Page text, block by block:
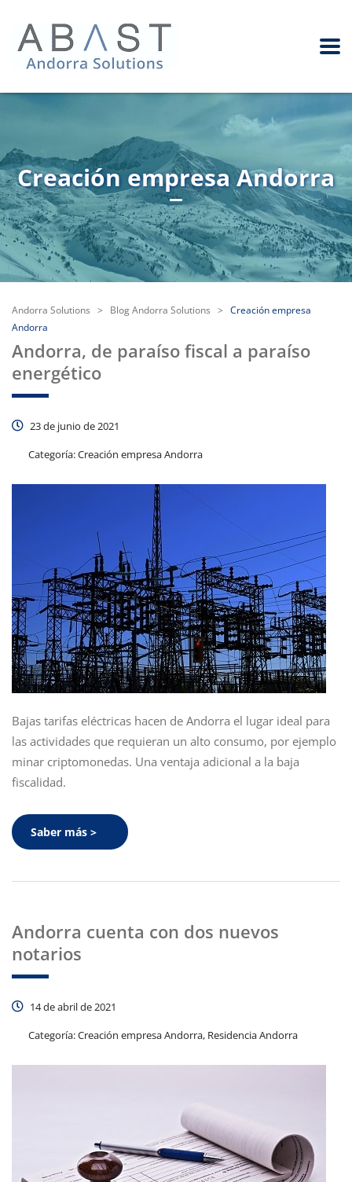
Andorra Solutions > Blog Andorra Solutions > Creación empresa
Andorra
Creación empresa Andorra
Andorra, de paraíso fiscal a paraíso
energético
23 de junio de 2021
Categoría:Creación empresa Andorra
Bajas tarifas eléctricas hacen de Andorra el lugar ideal para
las actividades que requieran un alto consumo, por ejemplo
minar criptomonedas. Una ventaja adicional a la baja
fiscalidad.
Saber más >
Andorra cuenta con dos nuevos
notarios
14 de abril de 2021
Categoría:Creación empresa Andorra, Residencia Andorra